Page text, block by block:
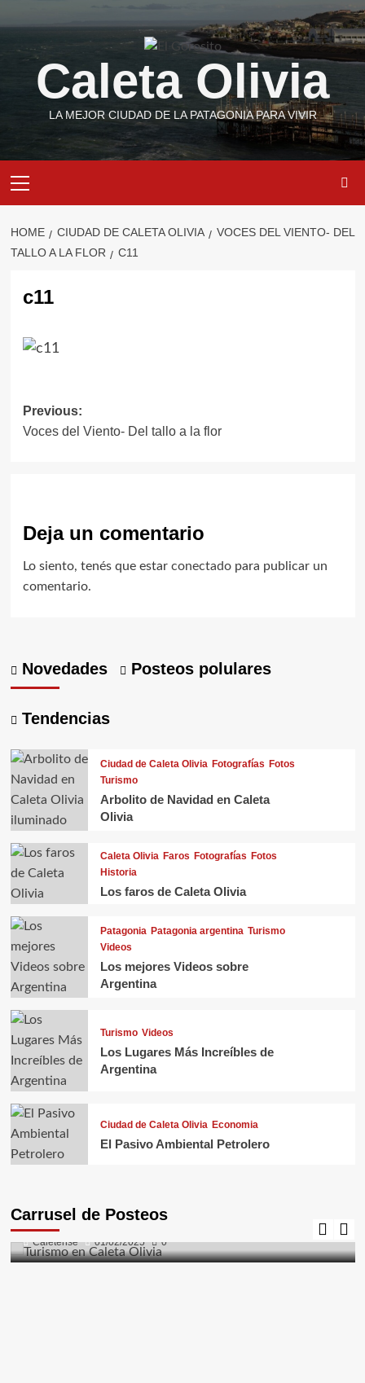
to
content
Caleta Olivia
LA MEJOR CIUDAD DE LA PATAGONIA PARA VIVIR
Menu
HOME CIUDAD DE CALETA OLIVIA
VOCES DEL VIENTO- DEL
TALLO A LA FLOR
C11
c11
Post
navigation
Previous:
Voces del Viento- Del tallo a la flor
Deja un comentario
Lo siento, tenés que estar conectadopara publicar un
comentario.
Novedades Posteos polulares
Tendencias
Ciudad de Caleta Olivia Fotografías Fotos
Turismo
Arbolito de Navidad en Caleta
Olivia
Caleta Olivia Faros Fotografías Fotos
Historia
Los faros de Caleta Olivia
Patagonia Patagonia argentina Turismo
Videos
Los mejores Videos sobre
Argentina
Turismo Videos
Los Lugares Más Increíbles de
Argentina
Ciudad de Caleta Olivia Economia
El Pasivo Ambiental Petrolero
Carrusel de Posteos
Turismo en Caleta Olivia
Caletense 01/02/2025 0